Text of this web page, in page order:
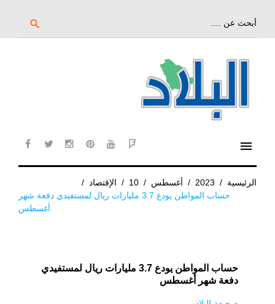
search
menu
الرئيسية /
2023
/ أغسطس /
10
/ الإقتصاد
/
حساب المواطن يودع 3.7 مليارات ريال لمستفيدي دفعة شهر
أغسطس
حساب المواطن يودع 3.7 مليارات ريال لمستفيدي
دفعة شهر أغسطس